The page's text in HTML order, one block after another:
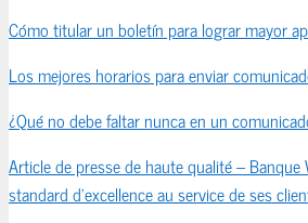
Cómo titular un boletín para lograr mayor
Los mejores horarios para enviar
¿Qué no debe faltar nunca en un
Article de presse de haute qualité – Banque
standard d’excellence au service de ses